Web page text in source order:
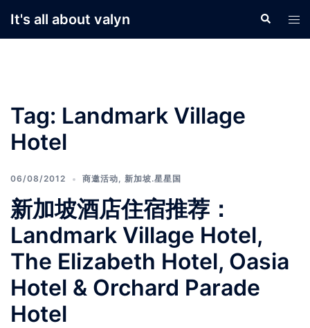
It's all about valyn Search
Tag: Landmark Village
Hotel
06/08/2012 商邀活动, 新加坡.星星国
新加坡酒店住宿推荐：
Landmark Village Hotel,
The Elizabeth Hotel, Oasia
Hotel & Orchard Parade
Hotel